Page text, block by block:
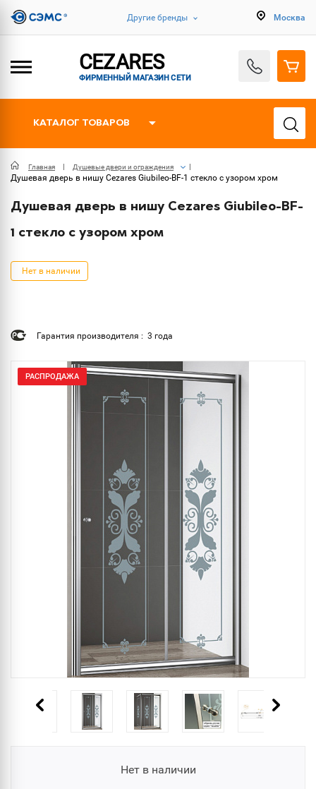
Другие бренды Москва
CEZARES
ФИРМЕННЫЙ МАГАЗИН СЕТИ
КАТАЛОГ ТОВАРОВ
Главная Душевые двери и ограждения
Душевая дверь в нишу Cezares Giubileo-BF-1 стекло с узором хром
Душевая дверь в нишу Cezares Giubileo-BF-
1 стекло с узором хром
Нет в наличии
Гарантия производителя : 3 года
РАСПРОДАЖА
Нет в наличии